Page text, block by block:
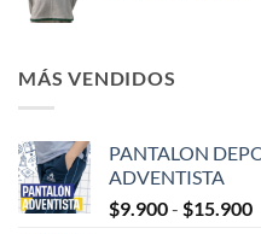
MÁS VENDIDOS
PANTALON
ADVENTISTA
$9.900- $15.900